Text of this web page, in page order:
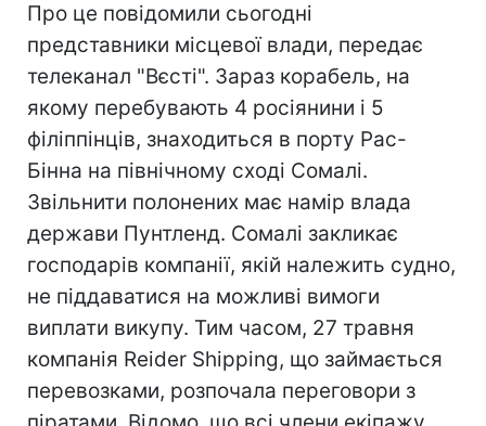
Про це повідомили сьогодні
представники місцевої влади, передає
телеканал "Вєсті". Зараз корабель, на
якому перебувають 4 росіянини і 5
філіппінців, знаходиться в порту Рас-
Бінна на північному сході Сомалі.
Звільнити полонених має намір влада
держави Пунтленд. Сомалі закликає
господарів компанії, якій належить судно,
не піддаватися на можливі вимоги
виплати викупу. Тим часом, 27 травня
компанія Reider Shipping, що займається
перевозками, розпочала переговори з